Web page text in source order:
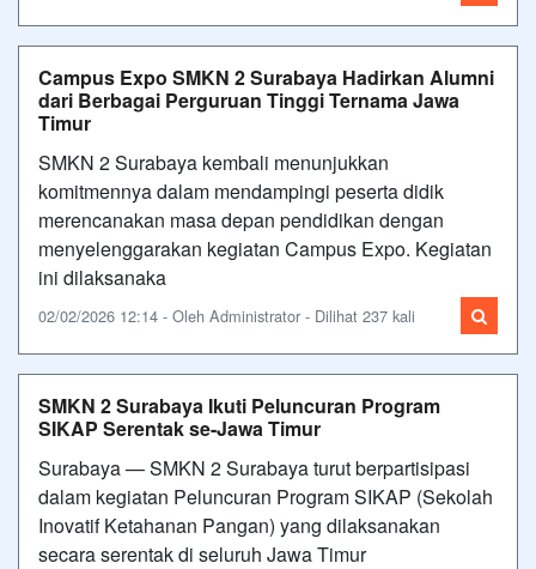
Campus Expo SMKN 2 Surabaya Hadirkan Alumni
dari Berbagai Perguruan Tinggi Ternama Jawa
Timur
SMKN 2 Surabaya kembali menunjukkan
komitmennya dalam mendampingi peserta didik
merencanakan masa depan pendidikan dengan
menyelenggarakan kegiatan Campus Expo. Kegiatan
ini dilaksanaka
02/02/2026 12:14 - Oleh Administrator - Dilihat 237 kali
SMKN 2 Surabaya Ikuti Peluncuran Program
SIKAP Serentak se-Jawa Timur
Surabaya — SMKN 2 Surabaya turut berpartisipasi
dalam kegiatan Peluncuran Program SIKAP (Sekolah
Inovatif Ketahanan Pangan) yang dilaksanakan
secara serentak di seluruh Jawa Timur